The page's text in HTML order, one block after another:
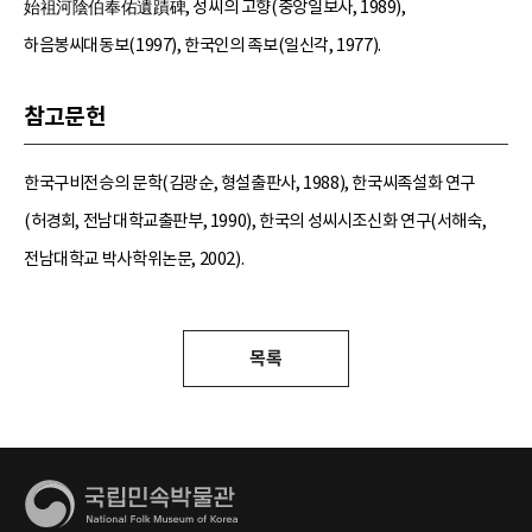
始祖河陰伯奉佑遺蹟碑, 성씨의 고향(중앙일보사, 1989),
하음봉씨대동보(1997), 한국인의 족보(일신각, 1977).
참고문헌
한국구비전승의 문학(김광순, 형설출판사, 1988), 한국씨족설화 연구
(허경회, 전남대학교출판부, 1990), 한국의 성씨시조신화 연구(서해숙,
전남대학교 박사학위논문, 2002).
목록